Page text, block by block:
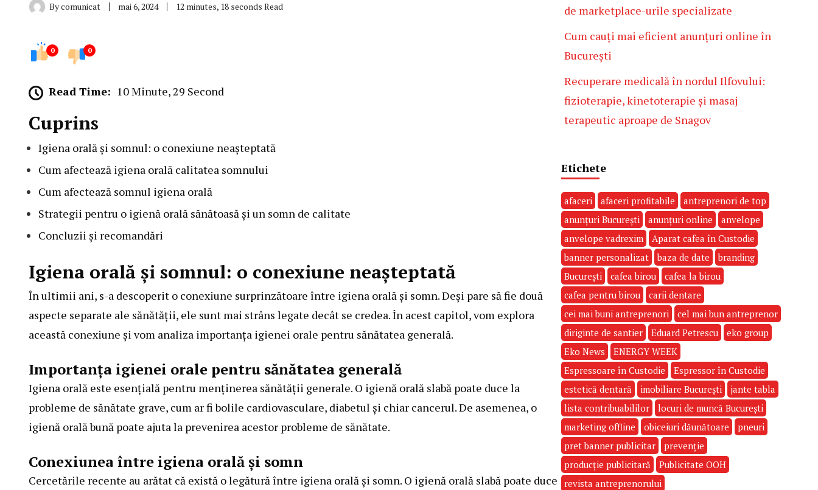
Bycomunicat mai 6, 2024 12 minutes, 18 seconds Read
0 0
Read Time: 10 Minute, 29 Second
Cuprins
Igiena orală și somnul: o conexiune neașteptată
Cum afectează igiena orală calitatea somnului
Cum afectează somnul igiena orală
Strategii pentru o igienă orală sănătoasă și un somn de calitate
Concluzii și recomandări
Igiena orală și somnul: o conexiune neașteptată
În ultimii ani, s-a descoperit o conexiune surprinzătoare între igiena orală și somn. Deși pare să fie două
aspecte separate ale sănătății, ele sunt mai strâns legate decât se credea. În acest capitol, vom explora
această conexiune și vom analiza importanța igienei orale pentru sănătatea generală.
Importanța igienei orale pentru sănătatea generală
Igiena orală este esențială pentru menținerea sănătății generale. O igienă orală slabă poate duce la
probleme de sănătate grave, cum ar fi bolile cardiovasculare, diabetul și chiar cancerul. De asemenea, o
igienă orală bună poate ajuta la prevenirea acestor probleme de sănătate.
Conexiunea între igiena orală și somn
Cercetările recente au arătat că există o legătură între igiena orală și somn. O igienă orală slabă poate duce
de marketplace-urile specializate
Cum cauți mai eficient anunțuri online în
București
Recuperare medicală în nordul Ilfovului:
fizioterapie, kinetoterapie și masaj
terapeutic aproape de Snagov
Etichete
afaceri afaceri profitabile
antreprenori de top
anunțuri București
anunțuri online
anvelope
anvelope vadrexim
Aparat cafea în Custodie
banner personalizat
baza de date
branding
București
cafea birou
cafea la birou
cafea pentru birou
carii dentare
cei mai buni antreprenori
cel mai bun antreprenor
diriginte de santier
Eduard Petrescu
eko group
Eko News
ENERGY WEEK
Espressoare în Custodie
Espressor în Custodie
estetică dentară
imobiliare București
jante tabla
lista contribuabililor
locuri de muncă București
marketing offline
obiceiuri dăunătoare
pneuri
pret banner publicitar
prevenție
producție publicitară
Publicitate OOH
revista antreprenorului